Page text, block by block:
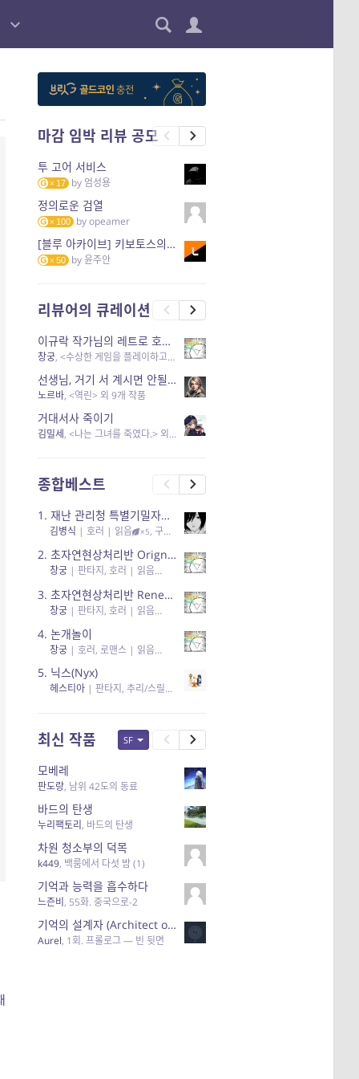
마감 임박 리뷰 공모
투 고어 서비스
17 by 엄성용
정의로운 검열
100 byopeamer
[블루 아카이브] 키보토스의 한미관계
50 by윤주안
리뷰어의 큐레이션
이규락 작가님의 레트로 호러 리뷰
창궁, <수상한 게임을 플레이하고 있어> 외 3개 작품
선생님, 거기 서 계시면 안될 것 같은데요-역할 클리셰를 비튼 작품들
노르바, <역린> 외 9개 작품
거대서사 죽이기
김밀세, <나는 그녀를 죽였다.> 외 1개 작품
종합베스트
1. 재난 관리청 특별기밀자료들
김병식 | 호러 | 읽음 ×5, 구독 , 응원96, 리뷰3
2. 초자연현상처리반 Orignal + True Ending
창궁| 판타지, 호러 | 읽음 , 구독 , 응원6
3. 초자연현상처리반 Renewal
창궁| 판타지, 호러 | 읽음 , 구독 , 응원82, 리뷰4
4. 논개놀이
창궁| 호러, 로맨스| 읽음 , 공감11, 응원25
5. 닉스(Nyx)
헤스티아| 판타지, 추리/스릴러 | 읽음
최신 작품 SF
모베레
판도랑, 남위 42도의 동료
바드의 탄생
누리팩토리 , 바드의 탄생
차원 청소부의 덕목
k449, 백룸에서 다섯 밤 (1)
기억과 능력을 흡수하다
느즌비 , 55화. 중국으로-2
기억의 설계자 (Architect of Memories)
Aurel, 1회. 프롤로그 — 빈 뒷면